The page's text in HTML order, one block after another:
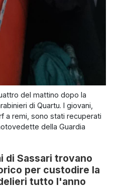
del mattino dopo la
di Quartu. I giovani,
a remi, sono stati recuperati
della Guardia
di Sassari trovano
per custodire la
tutto l'anno